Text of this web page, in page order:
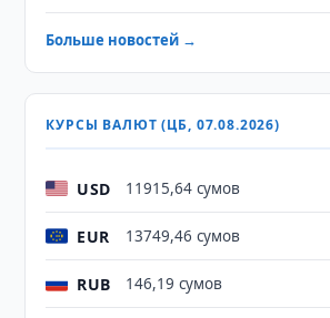
Больше новостей →
КУРСЫ ВАЛЮТ (ЦБ, 07.08.2026)
USD 11915,64 сумов
EUR 13749,46 сумов
RUB 146,19 сумов